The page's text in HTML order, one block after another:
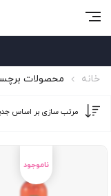
خانه محصولات